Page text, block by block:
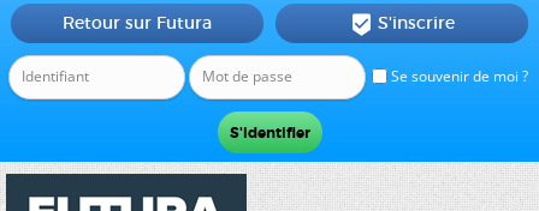
Se souvenir de moi ?
Retour sur Futura  S'inscrire